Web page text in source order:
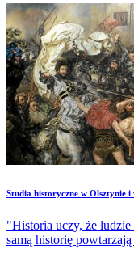
Studia historyczne w Olsztynie
"Historia uczy, że
samą historię